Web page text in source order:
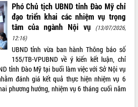
Phó Chủ tịch UBND tỉnh Đào Mỹ chỉ
đạo triển khai các nhiệm vụ trọng
tâm của ngành Nội vụ
(13/07/2026,
12:16)
UBND tỉnh vừa ban hành Thông báo số
155/TB-VPUBND về ý kiến kết luận, chỉ
tỉnh Đào Mỹ tại buổi làm việc với Sở Nội vụ
đánh giá kết quả thực hiện nhiệm vụ 6
phương hướng, nhiệm vụ 6 tháng cuối năm